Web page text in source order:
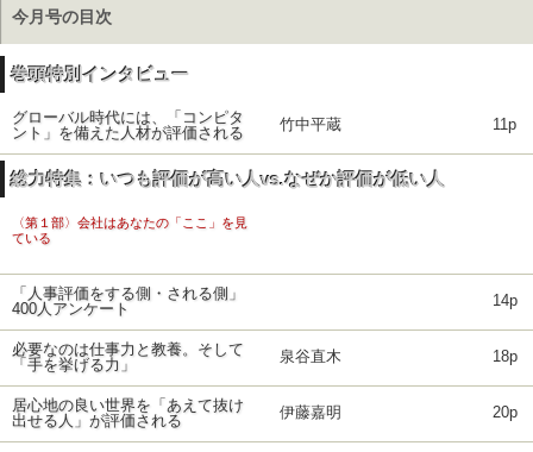
今月号の目次
巻頭特別インタビュー
グローバル時代には、「コンピタ
ント」を備えた人材が評価される
竹中平蔵 11p
総力特集：いつも評価が高い人vs.なぜか評価が低い人
〈第１部〉会社はあなたの「ここ」を見
ている
「人事評価をする側・される側」
400人アンケート
14p
必要なのは仕事力と教養。そして
「手を挙げる力」
泉谷直木 18p
居心地の良い世界を「あえて抜け
出せる人」が評価される
伊藤嘉明 20p